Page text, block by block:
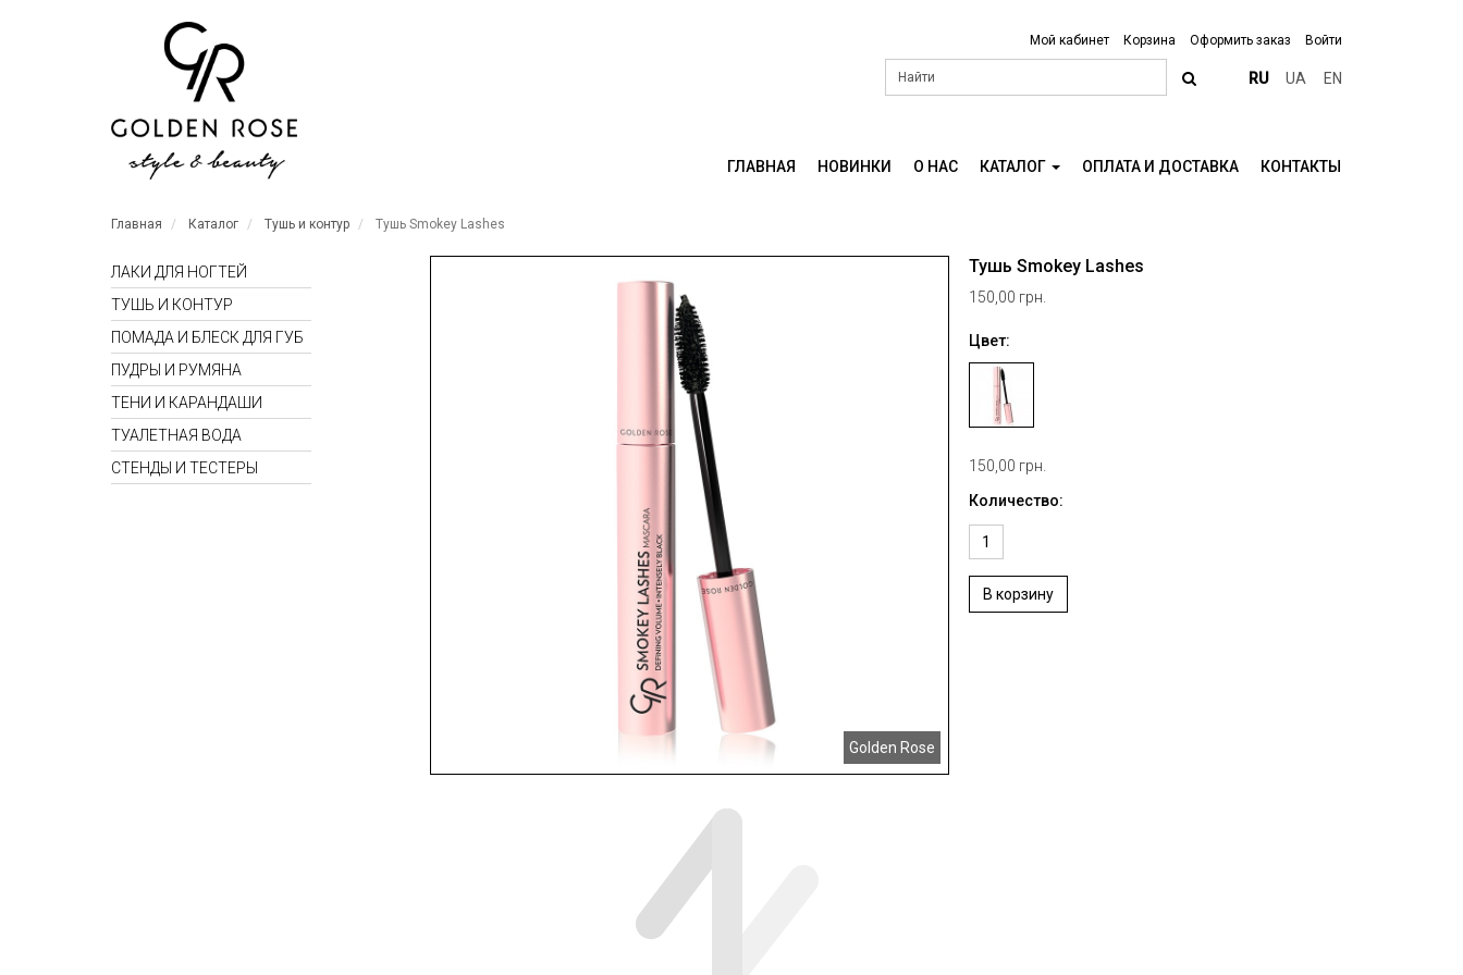
Мой кабинет Корзина Оформить заказ Войти
RU UA EN
ГЛАВНАЯ НОВИНКИ О НАС КАТАЛОГ ОПЛАТА И ДОСТАВКА КОНТАКТЫ
Главная Каталог Тушь и контур Тушь Smokey Lashes
ЛАКИ ДЛЯ НОГТЕЙ
ТУШЬ И КОНТУР
ПОМАДА И БЛЕСК ДЛЯ ГУБ
ПУДРЫ И РУМЯНА
ТЕНИ И КАРАНДАШИ
ТУАЛЕТНАЯ ВОДА
СТЕНДЫ И ТЕСТЕРЫ
Тушь Smokey Lashes
150,00 грн.
Цвет:
150,00 грн.
Количество:
В корзину
Golden Rose